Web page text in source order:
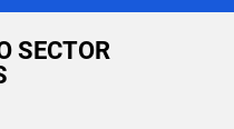
SECTOR